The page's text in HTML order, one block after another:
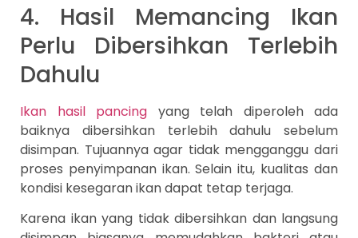
4. Hasil Memancing Ikan
Perlu Dibersihkan Terlebih
Dahulu
Ikan hasil pancing yang telah diperoleh ada
baiknya dibersihkan terlebih dahulu sebelum
disimpan. Tujuannya agar tidak mengganggu dari
proses penyimpanan ikan. Selain itu, kualitas dan
kondisi kesegaran ikan dapat tetap terjaga.
Karena ikan yang tidak dibersihkan dan langsung